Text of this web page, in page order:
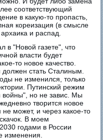
соответствующий
в какую-то пропасть,
кореизация (в смысле
и распад.
в "Новой газете", что
власти будет
то новое качество.
стать Сталиным.
не изменился, только
Путинский режим
войны", но не завис. Мы
творится новое
может, и через какое-то
В моем
годами в России
изменения.